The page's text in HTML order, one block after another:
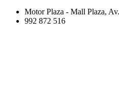
Motor Plaza - Mall Plaza,
992 872 516